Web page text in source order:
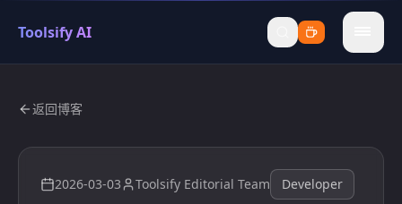
Toolsify AI
menu
返回博客
2026-03-03 Toolsify Editorial Team Developer